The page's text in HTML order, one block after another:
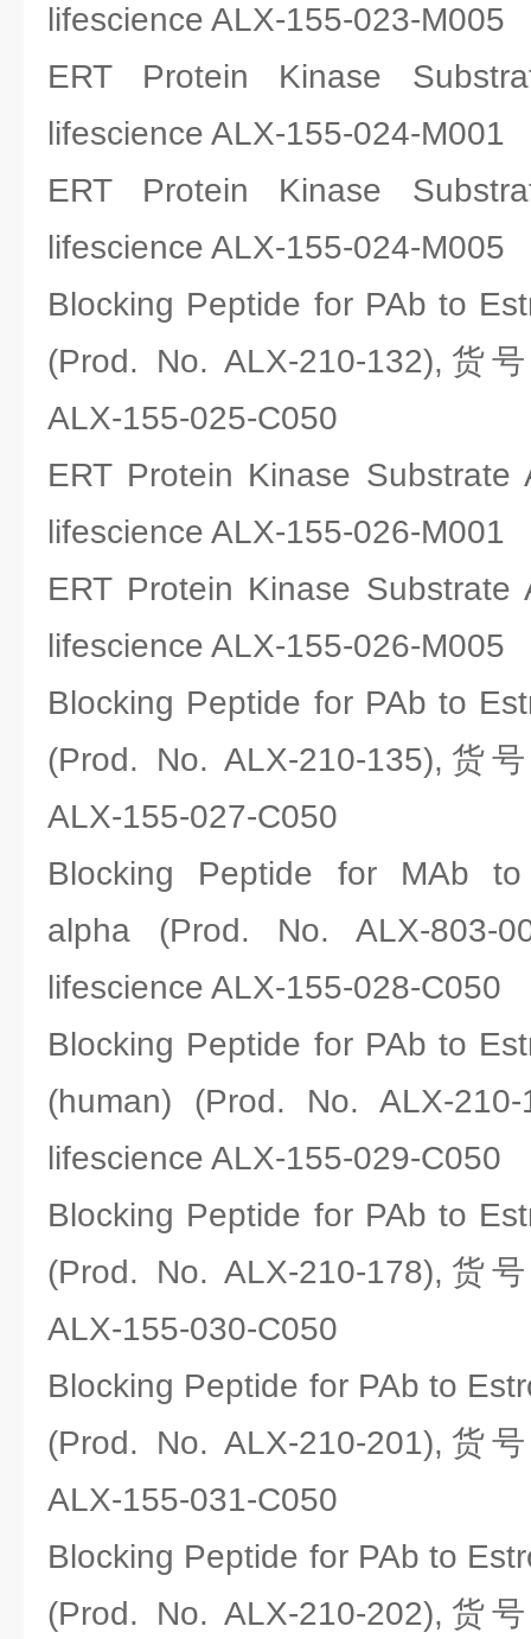
lifescience ALX-155-023-M005
ERT Protein Kinase
lifescience ALX-155-024-M001
ERT Protein Kinase
lifescience ALX-155-024-M005
Blocking Peptide for PAb to
(Prod. No. ALX-210-132),货
ALX-155-025-C050
ERT Protein Kinase
lifescience ALX-155-026-M001
ERT Protein Kinase
lifescience ALX-155-026-M005
Blocking Peptide for PAb to
(Prod. No. ALX-210-135),货
ALX-155-027-C050
Blocking Peptide for MAb to
alpha (Prod. No. ALX-
lifescience ALX-155-028-C050
Blocking Peptide for PAb to
(human) (Prod. No. ALX-
lifescience ALX-155-029-C050
Blocking Peptide for PAb to
(Prod. No. ALX-210-178),货
ALX-155-030-C050
Blocking Peptide for PAb to
(Prod. No. ALX-210-201),货
ALX-155-031-C050
Blocking Peptide for PAb to
(Prod. No. ALX-210-202),货